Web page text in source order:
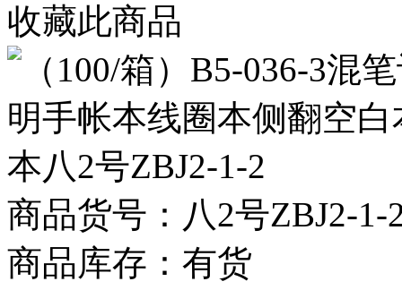
收藏此商品
商品货号：八2号ZBJ2-1-
商品库存：有货